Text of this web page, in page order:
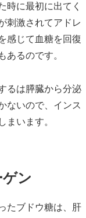
時に最初に出てく
刺激されてアドレ
感じて血糖を回復
あるのです。
るは膵臓から分泌
ないので、インス
まいます。
ン
たブドウ糖は、肝